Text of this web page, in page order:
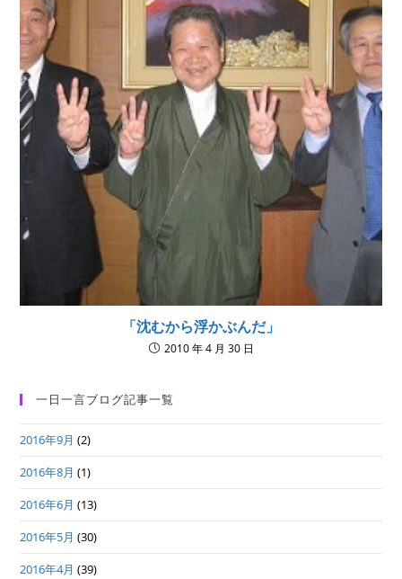
「沈むから浮かぶんだ」
2010 年 4 月 30 日
一日一言ブログ記事一覧
2016年9月 (2)
2016年8月 (1)
2016年6月 (13)
2016年5月 (30)
2016年4月 (39)